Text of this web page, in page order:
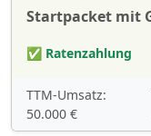
Startpacket mit
✅ Ratenzahlung
TTM-Umsatz:
50.000 €